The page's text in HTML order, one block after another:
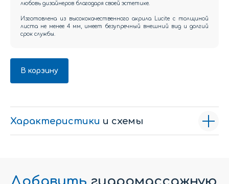
любовь дизайнеров благодаря своей эстетике.
Изготовлена из высококачественного акрила Lucite с толщиной
листа не менее 4 мм, имеет безупречный внешний вид и долгий
срок службы.
В корзину
Характеристики и схемы